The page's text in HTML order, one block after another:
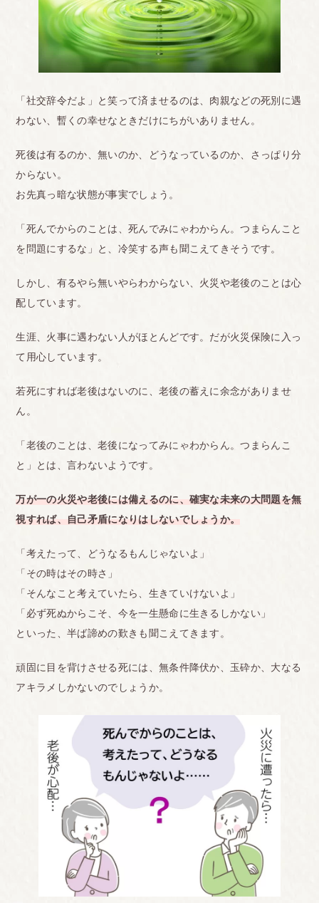
「社交辞令だよ」と笑って済ませるのは、肉親などの死別に遇
わない、暫くの幸せなときだけにちがいありません。
死後は有るのか、無いのか、どうなっているのか、さっぱり分
からない。
お先真っ暗な状態が事実でしょう。
「死んでからのことは、死んでみにゃわからん。つまらんこと
を問題にするな」と、冷笑する声も聞こえてきそうです。
しかし、有るやら無いやらわからない、火災や老後のことは心
配しています。
生涯、火事に遇わない人がほとんどです。だが火災保険に入っ
て用心しています。
若死にすれば老後はないのに、老後の蓄えに余念がありませ
ん。
「老後のことは、老後になってみにゃわからん。つまらんこ
と」とは、言わないようです。
万が一の火災や老後には備えるのに、確実な未来の大問題を無
視すれば、自己矛盾になりはしないでしょうか。
「考えたって、どうなるもんじゃないよ」
「その時はその時さ」
「そんなこと考えていたら、生きていけないよ」
「必ず死ぬからこそ、今を一生懸命に生きるしかない」
といった、半ば諦めの歎きも聞こえてきます。
頑固に目を背けさせる死には、無条件降伏か、玉砕か、大なる
アキラメしかないのでしょうか。